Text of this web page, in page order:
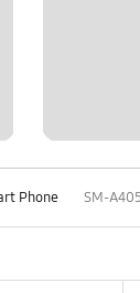
Phone SM-